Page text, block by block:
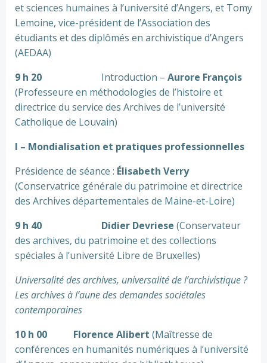
et sciences humaines à l’université d’Angers, et Tomy
Lemoine, vice-président de l’Association des
étudiants et des diplômés en archivistique d’Angers
(AEDAA)
9 h 20 Introduction – Aurore François
(Professeure en méthodologies de l’histoire et
directrice du service des Archives de l’université
Catholique de Louvain)
I – Mondialisation et pratiques professionnelles
Présidence de séance : Élisabeth Verry
(Conservatrice générale du patrimoine et directrice
des Archives départementales de Maine-et-Loire)
9 h 40
Didier Devriese (Conservateur
des archives, du patrimoine et des collections
spéciales à l’université Libre de Bruxelles)
Universalité des archives, universalité de l’archivistique ?
Les archives à l’aune des demandes sociétales
contemporaines
10 h 00
Florence Alibert (Maîtresse de
conférences en humanités numériques à l’université